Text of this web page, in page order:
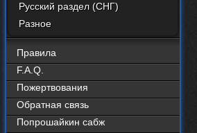
Русский раздел (СНГ)
Разное
Правила
F.A.Q.
Пожертвования
Обратная связь
Попрошайкин сабж